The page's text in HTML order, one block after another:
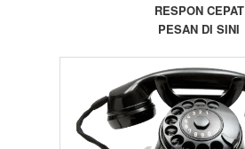
RESPON CEPAT
PESAN DI SINI